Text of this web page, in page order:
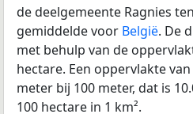
de deelgemeente Ragnies
gemiddelde voor België. De
met behulp van de
hectare. Een oppervlakte
meter bij 100 meter, dat is
100 hectare in 1 km².